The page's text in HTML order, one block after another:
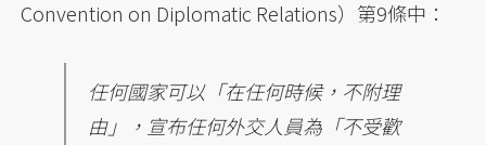
Convention on Diplomatic Relations）第9條中：
任何國家可以「在任何時候，不附理
由」，宣布任何外交人員為「不受歡